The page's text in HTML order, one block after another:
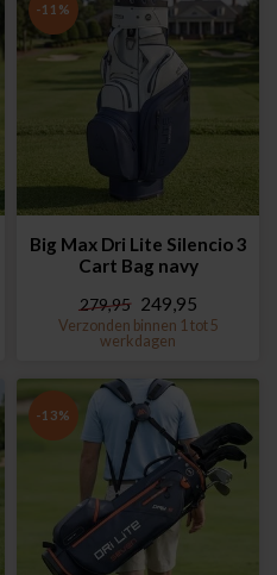
-11%
Big Max Dri Lite Silencio 3
Cart Bag navy
279,95 249,95
Verzonden binnen 1 tot 5
werkdagen
-13%